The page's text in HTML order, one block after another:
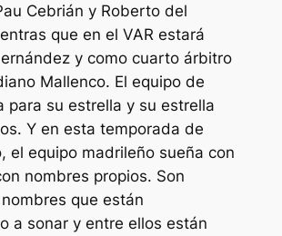
Cebrián y Roberto del
que en el VAR estará
y como cuarto árbitro
Mallenco. El equipo de
para su estrella y su estrella
Y en esta temporada de
el equipo madrileño sueña con
nombres propios. Son
que están
a sonar y entre ellos están